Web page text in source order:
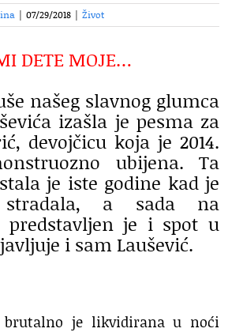
07/29/2018 Život
DETE MOJE…
našeg slavnog glumca
izašla je pesma za
devojčicu koja je 2014.
ubijena. Ta
je iste godine kad je
stradala, a sada na
predstavljen je i spot u
i sam Laušević.
brutalno je likvidirana u noći